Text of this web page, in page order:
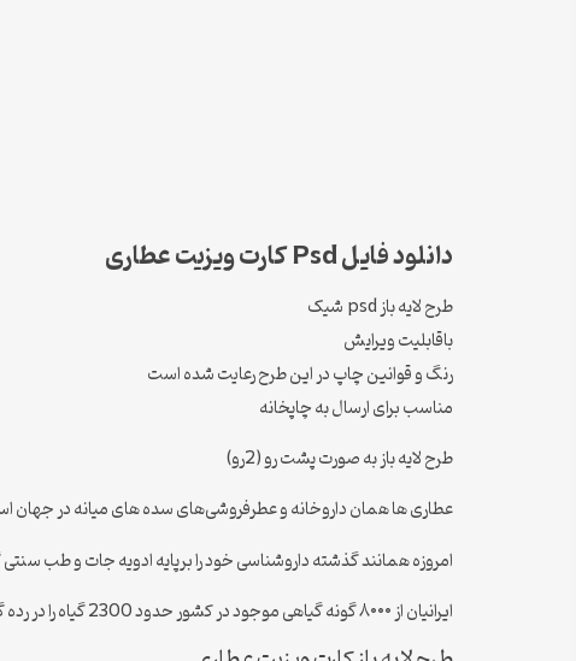
دانلود فایل Psd کارت ویزیت عطاری
طرح لایه باز psd شیک
باقابلیت ویرایش
رنگ و قوانین چاپ در این طرح رعایت شده است
مناسب برای ارسال به چاپخانه
طرح لایه باز به صورت پشت رو (2رو)
عطاری ها همان داروخانه و عطرفروشی‌های سده های میانه در جهان
امروزه همانند گذشته داروشناسی خود را برپایه ادویه جات و طب سنتی
ایرانیان از ۸۰۰۰ گونه گیاهی موجود در کشور حدود 2300 گیاه را در رده گیاهان دارویی قرار داده اند و در عطاری ها به فروش می رسد.